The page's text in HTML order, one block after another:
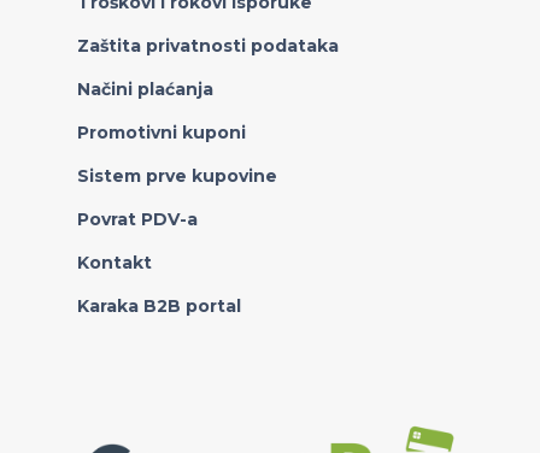
Zaštita privatnosti podataka
Načini plaćanja
Promotivni kuponi
Sistem prve kupovine
Povrat PDV-a
Kontakt
Karaka B2B portal